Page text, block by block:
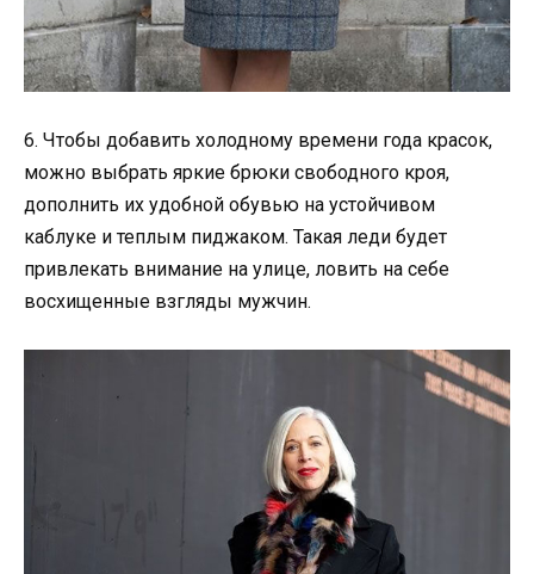
6. Чтобы добавить холодному времени года красок,
можно выбрать яркие брюки свободного кроя,
дополнить их удобной обувью на устойчивом
каблуке и теплым пиджаком. Такая леди будет
привлекать внимание на улице, ловить на себе
восхищенные взгляды мужчин.